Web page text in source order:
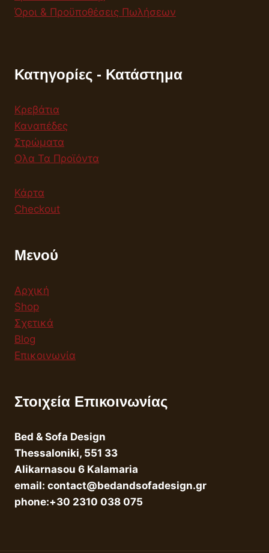
Όροι & Προϋποθέσεις Πωλήσεων
Κατηγορίες - Κατάστημα
Κρεβάτια
Καναπέδες
Στρώματα
Ολα Τα Προϊόντα
Κάρτα
Checkout
Μενού
Αρχική
Shop
Σχετικά
Blog
Επικοινωνία
Στοιχεία Επικοινωνίας
Bed & Sofa Design
Thessaloniki, 551 33
Alikarnasou 6 Kalamaria
email: contact@bedandsofadesign.gr
phone:+30 2310 038 075